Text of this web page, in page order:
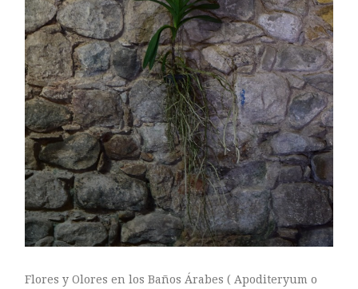
Flores y Olores en los Baños Árabes ( Apoditeryum o